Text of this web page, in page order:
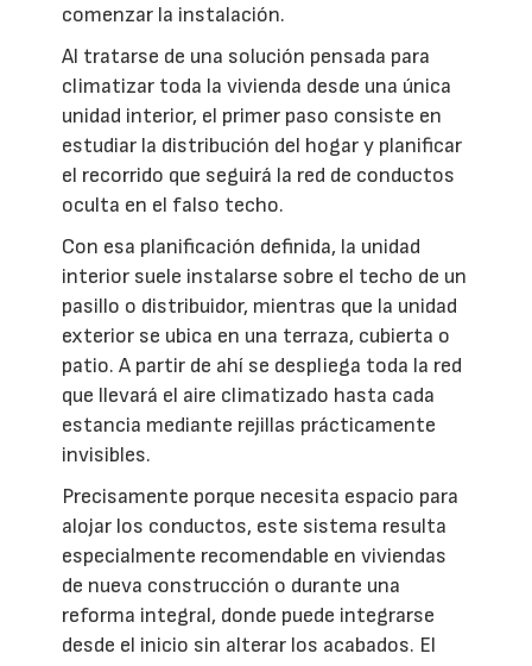
comenzar la instalación.
Al tratarse de una solución pensada para
climatizar toda la vivienda desde una única
unidad interior, el primer paso consiste en
estudiar la distribución del hogar y planificar
el recorrido que seguirá la red de conductos
oculta en el falso techo.
Con esa planificación definida, la unidad
interior suele instalarse sobre el techo de un
pasillo o distribuidor, mientras que la unidad
exterior se ubica en una terraza, cubierta o
patio. A partir de ahí se despliega toda la red
que llevará el aire climatizado hasta cada
estancia mediante rejillas prácticamente
invisibles.
Precisamente porque necesita espacio para
alojar los conductos, este sistema resulta
especialmente recomendable en viviendas
de nueva construcción o durante una
reforma integral, donde puede integrarse
desde el inicio sin alterar los acabados. El